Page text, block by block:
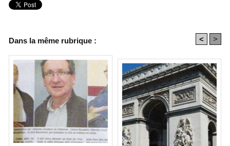
Dans la même rubrique : < >